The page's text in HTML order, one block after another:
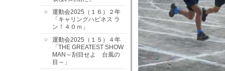
運動会2025（１６）２年
「キャリングハピネス ラ
ン！４０ｍ」
運動会2025（１５）４年
「THE GREATEST SHOW
MAN～刮目せよ 台風の
目～」